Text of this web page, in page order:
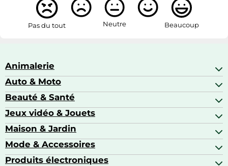
Pas du tout Neutre Beaucoup
Animalerie
Abris pour animaux sauvages
Aquariophilie
Colliers GPS
Auto & Moto
Accessoires auto
Attelage & portage
Autoradios
Beauté & Santé
Alimentation bébé
Amour & contraception
Appareils de coiffure
Jeux vidéo & Jouets
Accessoires de gaming
Consoles de jeux
Drones
Maison & Jardin
Ameublement
Articles de cuisine & d'entretien ménager
Mode & Accessoires
Accessoires de mode
Produits électroniques